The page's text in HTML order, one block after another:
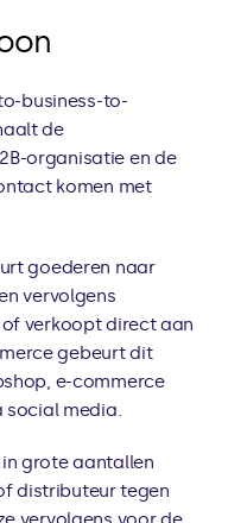
business-to-
de
organisatie en de
komen met
goederen naar
vervolgens
verkoopt direct aan
gebeurt dit
e-commerce
social media.
grote aantallen
distributeur tegen